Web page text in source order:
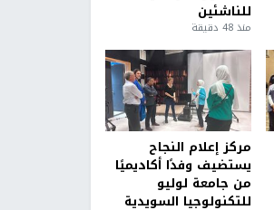
للناشئين
منذ 48 دقيقة
مركز إعلام النجاح
يستضيف وفدًا أكاديميًا
من جامعة لوليو
للتكنولوجيا السويدية